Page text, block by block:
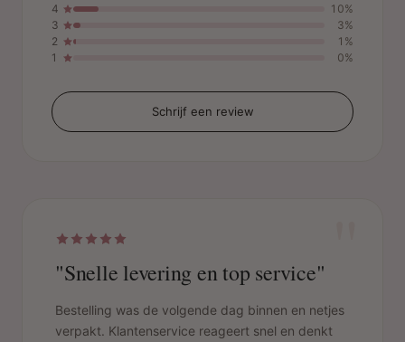
4
10%
3
3%
2
1%
1
0%
Schrijf een review
"Snelle levering en top service"
Bestelling was de volgende dag binnen en netjes
verpakt. Klantenservice reageert snel en denkt